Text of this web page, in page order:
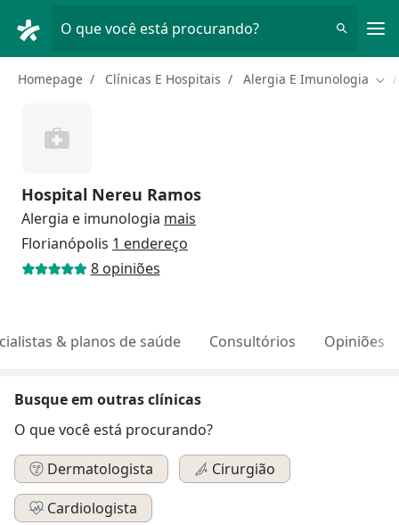
O que você está procurando?
Homepage Clínicas E Hospitais Alergia E Imunologia
Hospital Nereu Ramos
Alergia e imunologia mais
Florianópolis 1 endereço
8 opiniões
& planos de saúde Consultórios Opiniões
Busque em outras clínicas
O que você está procurando?
Dermatologista
Cirurgião
Cardiologista